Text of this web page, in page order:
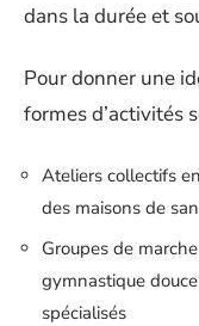
dans la durée et
Pour donner une
formes d’activités
Ateliers collectifs
des maisons de
Groupes de
gymnastique
spécialisés